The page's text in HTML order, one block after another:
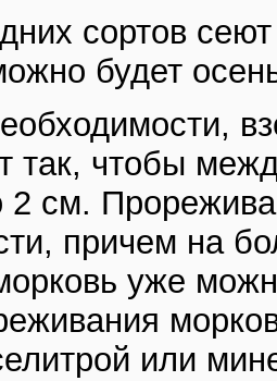
сортов
будет
так, чтобы
2 см.
причем на
уже
или